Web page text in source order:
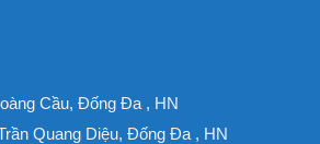
Cầu, Đống Đa , HN
Quang Diệu, Đống Đa , HN